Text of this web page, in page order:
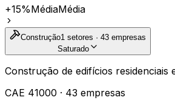
+15%MédiaMédia
Construção1 setores · 43 empresas
Saturado
Construção de edifícios residenciais
CAE 41000 · 43 empresas